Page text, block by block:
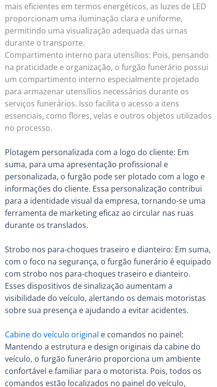
mais eficientes em termos energéticos, as luzes de LED
proporcionam uma iluminação clara e uniforme,
permitindo uma visualização adequada das urnas
durante o transporte.
Compartimento interno para utensílios: Pois, pensando
na praticidade e organização, o furgão funerário possui
um compartimento interno especialmente projetado
para armazenar utensílios necessários durante os
serviços funerários. Isso facilita o acesso a itens
essenciais, como flores, velas e outros objetos utilizados
no processo.
Plotagem personalizada com a logo do cliente: Em
suma, para uma apresentação profissional e
personalizada, o furgão pode ser plotado com a logo e
informações do cliente. Essa personalização contribui
para a identidade visual da empresa, tornando-se uma
ferramenta de marketing eficaz ao circular nas ruas
durante os translados.
Strobo nos para-choques traseiro e dianteiro: Em suma,
com o foco na segurança, o furgão funerário é equipado
com strobo nos para-choques traseiro e dianteiro.
Esses dispositivos de sinalização aumentam a
visibilidade do veículo, alertando os demais motoristas
sobre sua presença e ajudando a evitar acidentes.
Cabine do veículo original e comandos no painel:
Mantendo a estrutura e design originais da cabine do
veículo, o furgão funerário proporciona um ambiente
confortável e familiar para o motorista. Pois, todos os
comandos estão localizados no painel do veículo,